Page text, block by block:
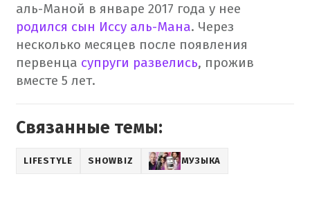
аль-Маной в январе 2017 года у нее
родился сын Иссу аль-Мана. Через
несколько месяцев после появления
первенца супруги развелись, прожив
вместе 5 лет.
Связанные темы:
LIFESTYLE SHOWBIZ МУЗЫКА